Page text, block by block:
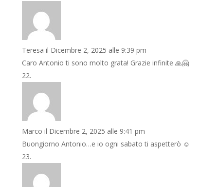
Teresa il Dicembre 2, 2025 alle 9:39 pm
Caro Antonio ti sono molto grata! Grazie infinite 🙏🤗
Marco il Dicembre 2, 2025 alle 9:41 pm
Buongiorno Antonio…e io ogni sabato ti aspetterò ☺️